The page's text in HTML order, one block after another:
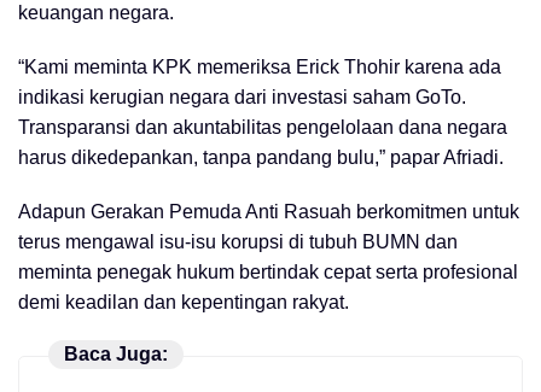
keuangan negara.
“Kami meminta KPK memeriksa Erick Thohir karena ada
indikasi kerugian negara dari investasi saham GoTo.
Transparansi dan akuntabilitas pengelolaan dana negara
harus dikedepankan, tanpa pandang bulu,” papar Afriadi.
Adapun Gerakan Pemuda Anti Rasuah berkomitmen untuk
terus mengawal isu-isu korupsi di tubuh BUMN dan
meminta penegak hukum bertindak cepat serta profesional
demi keadilan dan kepentingan rakyat.
Baca Juga: